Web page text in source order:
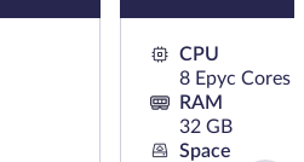
CPU
8 Epyc Cores
RAM
32 GB
Space